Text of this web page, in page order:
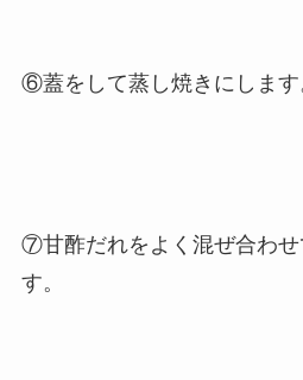
⑥蓋をして蒸し焼きにします
⑦甘酢だれをよく混ぜ合わ
す。